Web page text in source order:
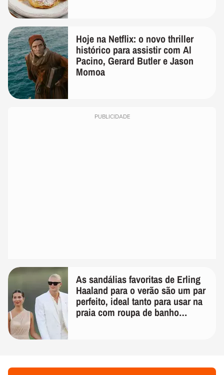
Hoje na Netflix: o novo thriller
histórico para assistir com Al
Pacino, Gerard Butler e Jason
Momoa
PUBLICIDADE
As sandálias favoritas de Erling
Haaland para o verão são um par
perfeito, ideal tanto para usar na
praia com roupa de banho